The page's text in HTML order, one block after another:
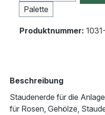
Palette
Produktnummer:
Beschreibung
Staudenerde für die
für Rosen, Gehölze,